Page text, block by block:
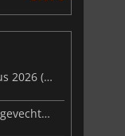
Niuwe Videogames van de week – augustus 2026 (week 32)
Palworld-update maakt Sunreach en baasgevechten stabieler